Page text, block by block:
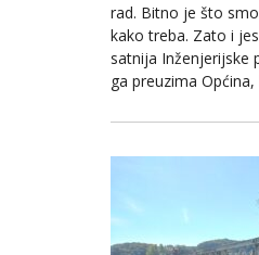
rad. Bitno je što
kako treba. Zato i
satnija Inženjerijske
ga preuzima